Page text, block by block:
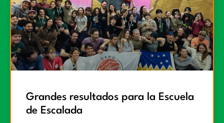
Grandes resultados para la Escuela
de Escalada